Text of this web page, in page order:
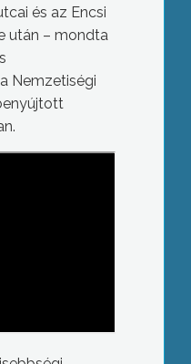
és az Encsi
után – mondta
Nemzetiségi